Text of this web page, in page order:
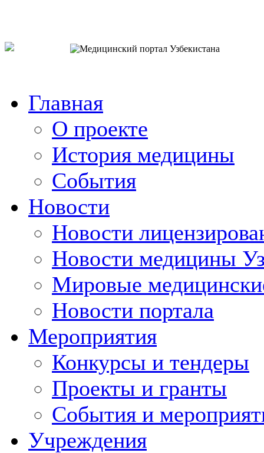
Главная
О проекте
История медицины
События
Новости
Новости
Новости медицины
Мировые
Новости портала
Мероприятия
Конкурсы и тендеры
Проекты и гранты
События и
Учреждения